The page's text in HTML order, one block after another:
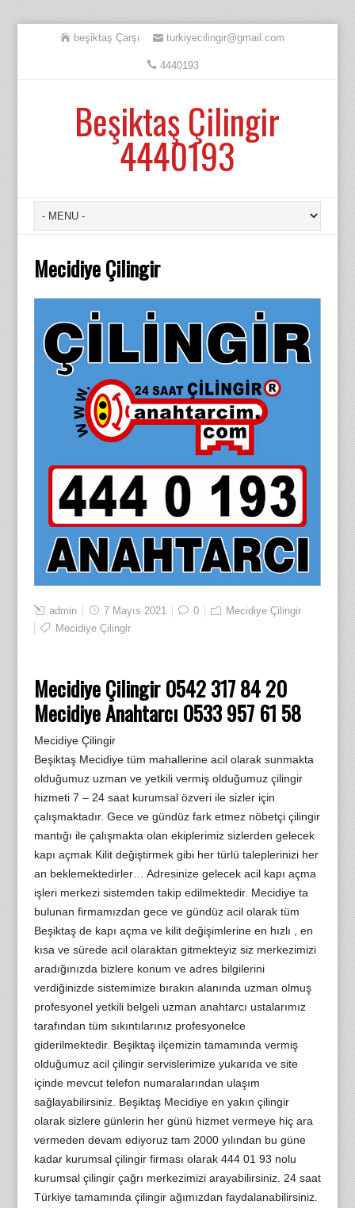
beşiktaş Çarşı turkiyecilingir@gmail.com
4440193
Beşiktaş Çilingir
4440193
Mecidiye Çilingir
admin 7 Mayıs 2021 0
Mecidiye Çilingir
Mecidiye Çilingir
Mecidiye Çilingir 0542 317 84 20
Mecidiye Anahtarcı 0533 957 61 58
Mecidiye Çilingir
Beşiktaş Mecidiye tüm mahallerine acil olarak sunmakta
olduğumuz uzman ve yetkili vermiş olduğumuz çilingir
hizmeti 7 – 24 saat kurumsal özveri ile sizler için
çalışmaktadır. Gece ve gündüz fark etmez nöbetçi çilingir
mantığı ile çalışmakta olan ekiplerimiz sizlerden gelecek
kapı açmak Kilit değiştirmek gibi her türlü taleplerinizi her
an beklemektedirler… Adresinize gelecek acil kapı açma
işleri merkezi sistemden takip edilmektedir. Mecidiye ta
bulunan firmamızdan gece ve gündüz acil olarak tüm
Beşiktaş de kapı açma ve kilit değişimlerine en hızlı , en
kısa ve sürede acil olaraktan gitmekteyiz siz merkezimizi
aradığınızda bizlere konum ve adres bilgilerini
verdiğinizde sistemimize bırakın alanında uzman olmuş
profesyonel yetkili belgeli uzman anahtarcı ustalarımız
tarafından tüm sıkıntılarınız profesyonelce
giderilmektedir. Beşiktaş ilçemizin tamamında vermiş
olduğumuz acil çilingir servislerimize yukarıda ve site
içinde mevcut telefon numaralarından ulaşım
sağlayabilirsiniz. Beşiktaş Mecidiye en yakın çilingir
olarak sizlere günlerin her günü hizmet vermeye hiç ara
vermeden devam ediyoruz tam 2000 yılından bu güne
kadar kurumsal çilingir firması olarak 444 01 93 nolu
kurumsal çilingir çağrı merkezimizi arayabilirsiniz. 24 saat
Türkiye tamamında çilingir ağımızdan faydalanabilirsiniz.